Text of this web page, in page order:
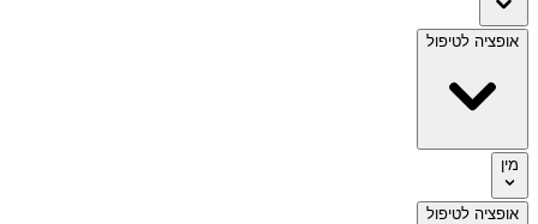
אופציה לטיפול
מין
אופציה לטיפול